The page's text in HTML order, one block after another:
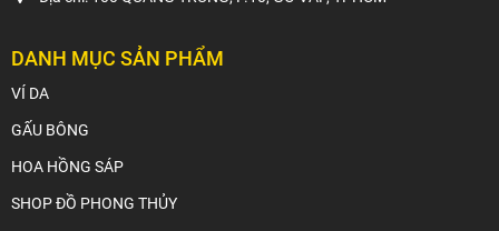
DANH MỤC SẢN PHẨM
VÍ DA
GẤU BÔNG
HOA HỒNG SÁP
SHOP ĐỒ PHONG THỦY